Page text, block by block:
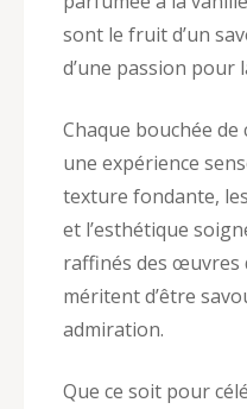
sont le fruit d’un
d’une passion pour
Chaque bouchée de
une expérience
texture fondante,
et l’esthétique
raffinés des œuvres
méritent d’être
admiration.
Que ce soit pour